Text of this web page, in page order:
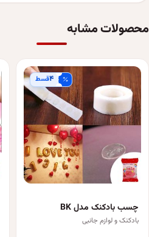
محصولات مشابه
۴قسط
چسب بادکنک مدل BK
بادکنک و لوازم جانبی